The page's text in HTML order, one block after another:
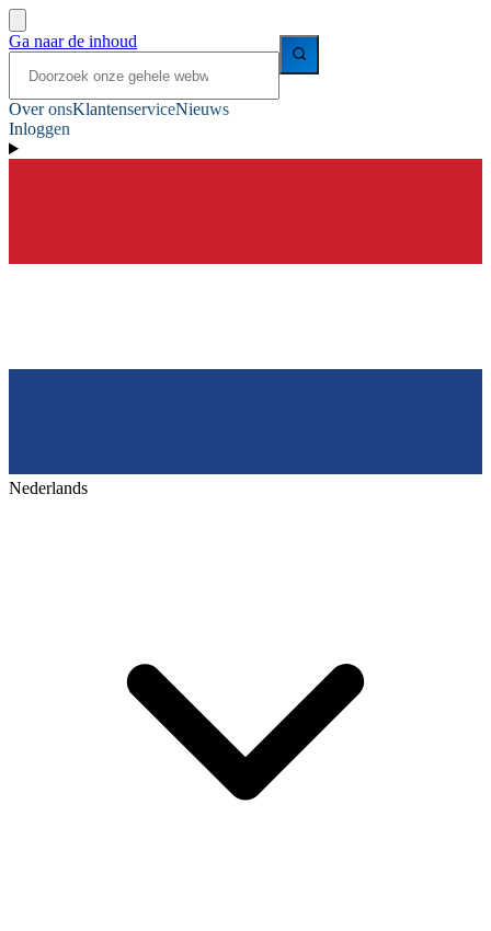
Ga naar de inhoud
Over onsKlantenserviceNieuws
Inloggen
Nederlands